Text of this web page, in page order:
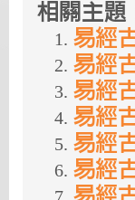
相關主題
易經
易經
易經
易經
易經
易經
易經